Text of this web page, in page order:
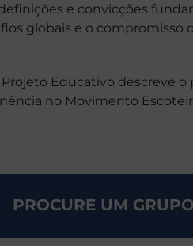
e convicções
globais e o
Educativo descreve
no Movimento
PROCURE UM